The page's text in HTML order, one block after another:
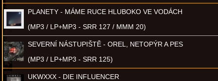
PLANETY - MÁME RUCE HLUBOKO VE VODÁCH
(MP3 / LP+MP3 - SRR 127 / MMM 20)
SEVERNÍ NÁSTUPIŠTĚ - OREL, NETOPÝR A PES
(MP3 / LP+MP3 - SRR 125)
UKWXXX - DIE INFLUENCER